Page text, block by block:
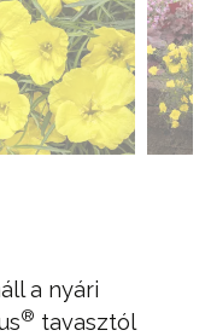
a nyári
® tavasztól